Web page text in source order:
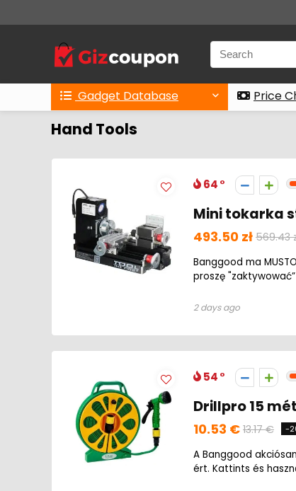
Gadget Database Price
Hand Tools
64
Mini tokarka
493.50 zł 569.43
Banggood ma
proszę
2 days ago
54
Drillpro 15
10.53 € 13.17 € -
A Banggood
ért. Kattints és